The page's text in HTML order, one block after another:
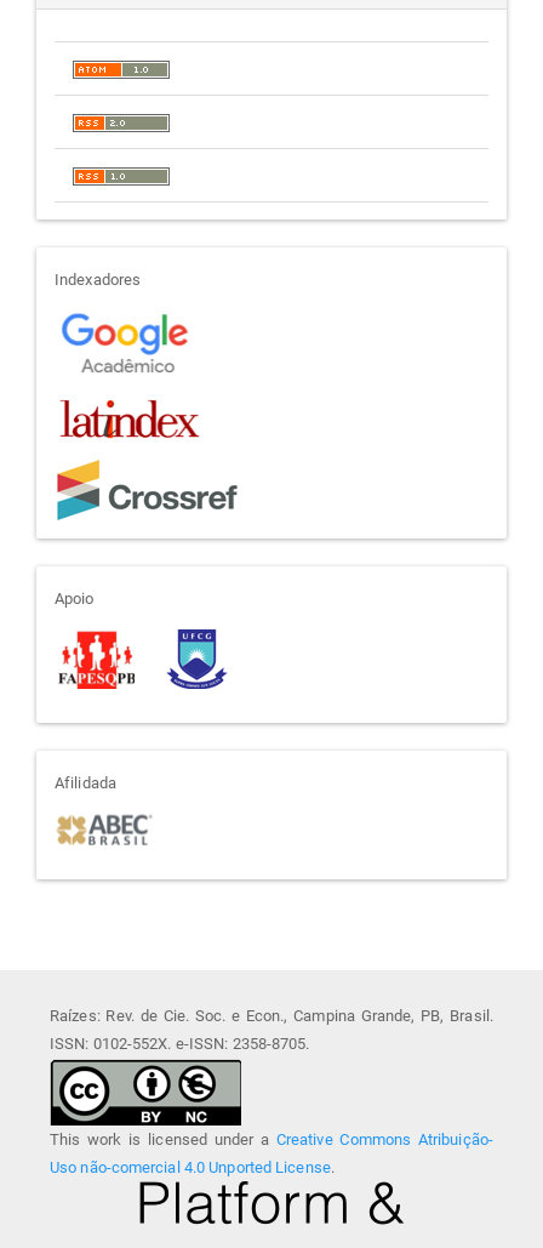
indexadores
Indexadores
apoio
Apoio
afiliada
Afilidada
Raízes: Rev. de Cie. Soc. e Econ., Campina Grande, PB, Brasil.
ISSN: 0102-552X. e-ISSN: 2358-8705.
This work is licensed under a Creative Commons Atribuição-
Uso não-comercial 4.0 Unported License.